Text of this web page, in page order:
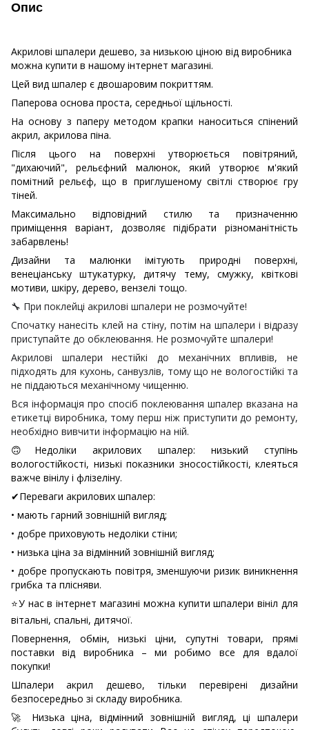
Опис
Акрилові шпалери дешево, за низькою ціною від виробника
можна купити в нашому інтернет магазині.
Цей вид шпалер є двошаровим покриттям.
Паперова основа проста, середньої щільності.
На основу з паперу методом крапки наноситься спінений
акрил, акрилова піна.
Після цього на поверхні утворюється повітряний,
"дихаючий", рельєфний малюнок, який утворює м'який
помітний рельєф, що в приглушеному світлі створює гру
тіней.
Максимально відповідний стилю та призначенню
приміщення варіант, дозволяє підібрати різноманітність
забарвлень!
Дизайни та малюнки імітують природні поверхні,
венеціанську штукатурку, дитячу тему, смужку, квіткові
мотиви, шкіру, дерево, вензелі тощо.
🔧 При поклейці акрилові шпалери не розмочуйте!
Спочатку нанесіть клей на стіну, потім на шпалери і відразу
приступайте до обклеювання. Не розмочуйте шпалери!
Акрилові шпалери нестійкі до механічних впливів, не
підходять для кухонь, санвузлів, тому що не вологостійкі та
не піддаються механічному чищенню.
Вся інформація про спосіб поклеювання шпалер вказана на
етикетці виробника, тому перш ніж приступити до ремонту,
необхідно вивчити інформацію на ній.
🙃 Недоліки акрилових шпалер: низький ступінь
вологостійкості, низькі показники зносостійкості, клеяться
важче вінілу і флізеліну.
✔Переваги акрилових шпалер:
• мають гарний зовнішній вигляд;
• добре приховують недоліки стіни;
• низька ціна за відмінний зовнішній вигляд;
• добре пропускають повітря, зменшуючи ризик виникнення
грибка та плісняви.
⭐У нас в інтернет магазині можна купити шпалери вініл для
вітальні, спальні, дитячої.
Повернення, обмін, низькі ціни, супутні товари, прямі
поставки від виробника – ми робимо все для вдалої
покупки!
Шпалери акрил дешево, тільки перевірені дизайни
безпосередньо зі складу виробника.
🚀
Низька ціна, відмінний зовнішній вигляд, ці шпалери